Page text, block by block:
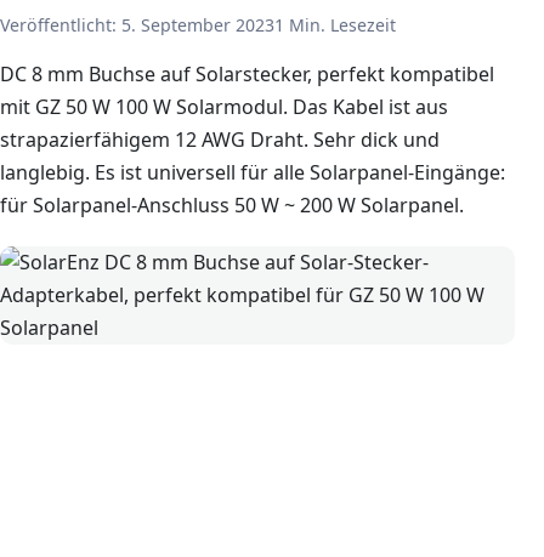
Veröffentlicht: 5. September 20231 Min. Lesezeit
DC 8 mm Buchse auf Solarstecker, perfekt kompatibel
mit GZ 50 W 100 W Solarmodul. Das Kabel ist aus
strapazierfähigem 12 AWG Draht. Sehr dick und
langlebig. Es ist universell für alle Solarpanel-Eingänge:
für Solarpanel-Anschluss 50 W ~ 200 W Solarpanel.